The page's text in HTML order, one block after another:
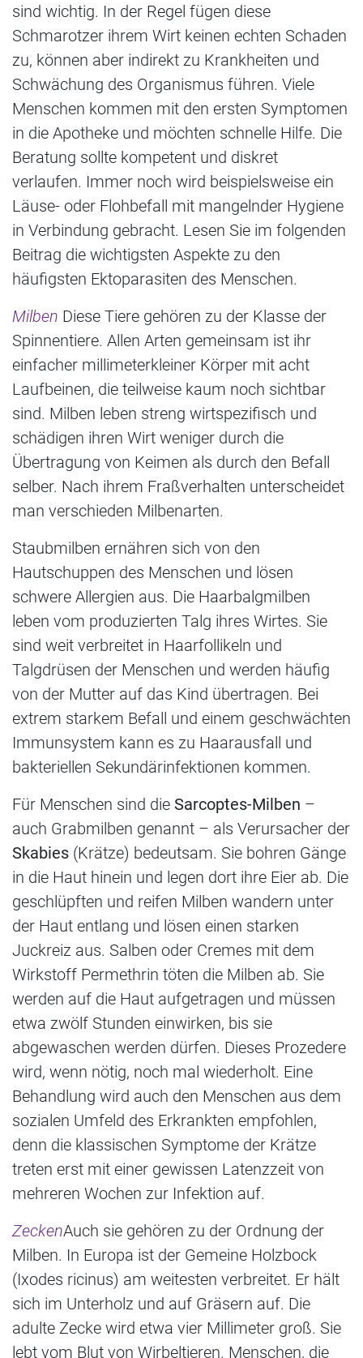
sind wichtig. In der Regel fügen diese
Schmarotzer ihrem Wirt keinen echten Schaden
zu, können aber indirekt zu Krankheiten und
Schwächung des Organismus führen. Viele
Menschen kommen mit den ersten Symptomen
in die Apotheke und möchten schnelle Hilfe. Die
Beratung sollte kompetent und diskret
verlaufen. Immer noch wird beispielsweise ein
Läuse- oder Flohbefall mit mangelnder Hygiene
in Verbindung gebracht. Lesen Sie im folgenden
Beitrag die wichtigsten Aspekte zu den
häufigsten Ektoparasiten des Menschen.
Milben Diese Tiere gehören zu der Klasse der
Spinnentiere. Allen Arten gemeinsam ist ihr
einfacher millimeterkleiner Körper mit acht
Laufbeinen, die teilweise kaum noch sichtbar
sind. Milben leben streng wirtspezifisch und
schädigen ihren Wirt weniger durch die
Übertragung von Keimen als durch den Befall
selber. Nach ihrem Fraßverhalten unterscheidet
man verschieden Milbenarten.
Staubmilben ernähren sich von den
Hautschuppen des Menschen und lösen
schwere Allergien aus. Die Haarbalgmilben
leben vom produzierten Talg ihres Wirtes. Sie
sind weit verbreitet in Haarfollikeln und
Talgdrüsen der Menschen und werden häufig
von der Mutter auf das Kind übertragen. Bei
extrem starkem Befall und einem geschwächten
Immunsystem kann es zu Haarausfall und
bakteriellen Sekundärinfektionen kommen.
Für Menschen sind die Sarcoptes-Milben –
auch Grabmilben genannt – als Verursacher der
Skabies (Krätze) bedeutsam. Sie bohren Gänge
in die Haut hinein und legen dort ihre Eier ab. Die
geschlüpften und reifen Milben wandern unter
der Haut entlang und lösen einen starken
Juckreiz aus. Salben oder Cremes mit dem
Wirkstoff Permethrin töten die Milben ab. Sie
werden auf die Haut aufgetragen und müssen
etwa zwölf Stunden einwirken, bis sie
abgewaschen werden dürfen. Dieses Prozedere
wird, wenn nötig, noch mal wiederholt. Eine
Behandlung wird auch den Menschen aus dem
sozialen Umfeld des Erkrankten empfohlen,
denn die klassischen Symptome der Krätze
treten erst mit einer gewissen Latenzzeit von
mehreren Wochen zur Infektion auf.
ZeckenAuch sie gehören zu der Ordnung der
Milben. In Europa ist der Gemeine Holzbock
(Ixodes ricinus) am weitesten verbreitet. Er hält
sich im Unterholz und auf Gräsern auf. Die
adulte Zecke wird etwa vier Millimeter groß. Sie
lebt vom Blut von Wirbeltieren. Menschen, die